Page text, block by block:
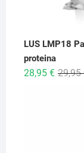
LUS LMP18
proteina
29,95
28,95 €